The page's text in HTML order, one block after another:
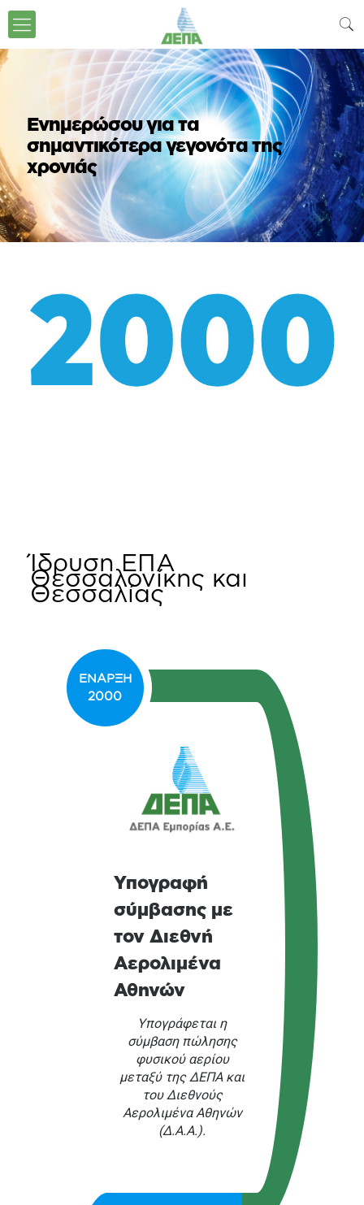
Ενημερώσου για τα
σημαντικότερα γεγονότα της
χρονιάς
Ίδρυση ΕΠΑ
Θεσσαλονίκης και
Θεσσαλίας
ΕΝΑΡΞΗ
2000
Υπογραφή
σύμβασης με
τον Διεθνή
Αερολιμένα
Αθηνών
Υπογράφεται η
σύμβαση πώλησης
φυσικού αερίου
μεταξύ της ΔΕΠΑ και
του Διεθνούς
Αερολιμένα Αθηνών
(Δ.Α.Α.).